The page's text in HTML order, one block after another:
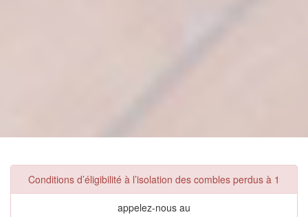
Conditions d’éligibilité à l’isolation des combles perdus à 1
appelez-nous au